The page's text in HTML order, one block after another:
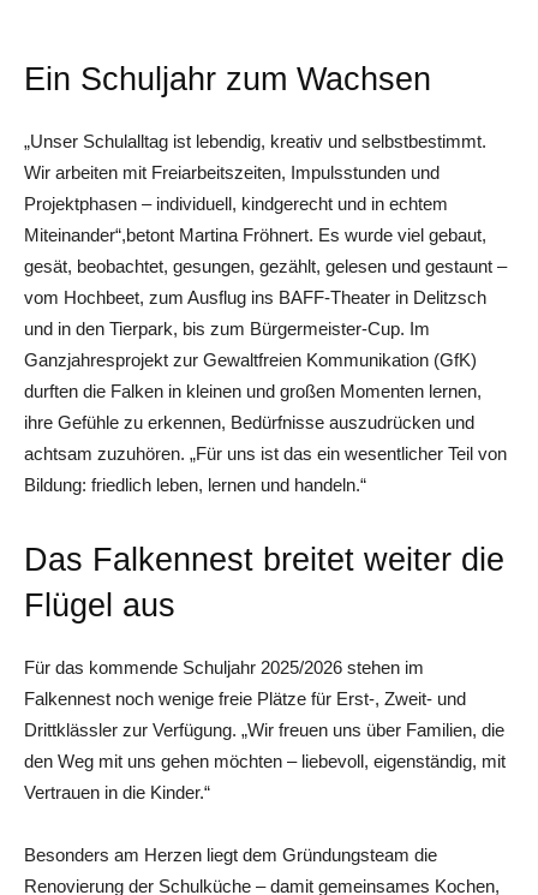
Ein Schuljahr zum Wachsen
„Unser Schulalltag ist lebendig, kreativ und selbstbestimmt.
Wir arbeiten mit Freiarbeitszeiten, Impulsstunden und
Projektphasen – individuell, kindgerecht und in echtem
Miteinander“,betont Martina Fröhnert. Es wurde viel gebaut,
gesät, beobachtet, gesungen, gezählt, gelesen und gestaunt –
vom Hochbeet, zum Ausflug ins BAFF-Theater in ­Delitzsch
und in den Tierpark, bis zum Bürgermeister-Cup. Im
Ganzjahresprojekt zur Gewaltfreien Kommunikation (GfK)
durften die Falken in kleinen und großen Momenten lernen,
ihre Gefühle zu erkennen, Bedürfnisse auszudrücken und
achtsam zuzuhören. „Für uns ist das ein wesentlicher Teil von
Bildung: friedlich leben, lernen und handeln.“
Das Falkennest breitet weiter die
Flügel aus
Für das kommende Schuljahr 2025/2026 stehen im
Falkennest noch wenige freie Plätze für Erst-, Zweit- und
Drittklässler zur Verfügung. „Wir freuen uns über Familien, die
den Weg mit uns gehen möchten – liebevoll, eigenständig, mit
Vertrauen in die Kinder.“
Besonders am Herzen liegt dem Gründungsteam die
Renovierung der Schulküche – damit gemeinsames Kochen,